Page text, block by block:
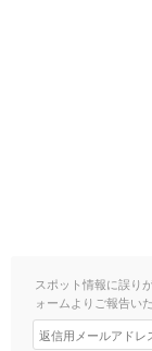
スポット情報に誤り
ォームよりご報告い